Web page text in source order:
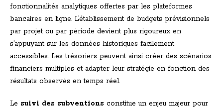
fonctionnalités analytiques offertes par les plateformes
bancaires en ligne. L’établissement de budgets prévisionnels
par projet ou par période devient plus rigoureux en
s’appuyant sur les données historiques facilement
accessibles. Les trésoriers peuvent ainsi créer des scénarios
financiers multiples et adapter leur stratégie en fonction des
résultats observés en temps réel.
Le suivi des subventions constitue un enjeu majeur pour